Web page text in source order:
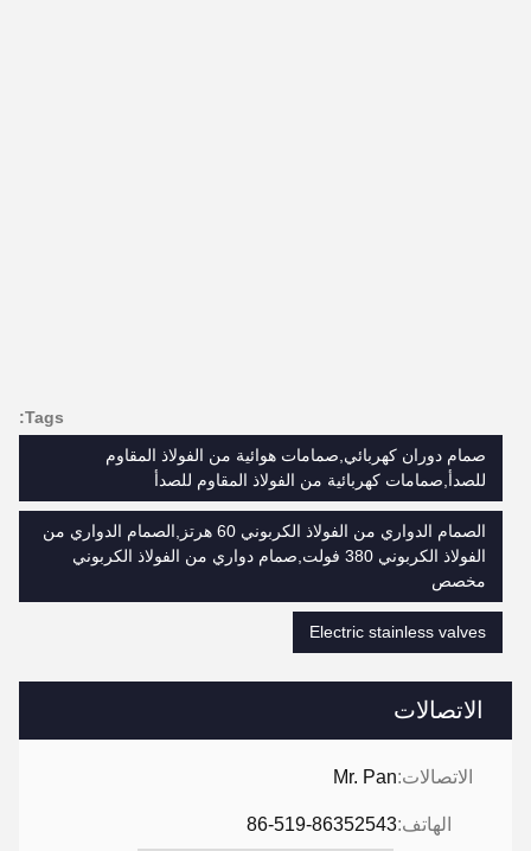
الاتصالات
الاتصالات:Mr. Pan
الهاتف:86-519-86352543
Tags:
صمام دوران كهربائي,صمامات هوائية من الفولاذ المقاوم
للصدأ,صمامات كهربائية من الفولاذ المقاوم للصدأ
الصمام الدواري من الفولاذ الكربوني 60 هرتز,الصمام الدواري من
الفولاذ الكربوني 380 فولت,صمام دواري من الفولاذ الكربوني
مخصص
Electric stainless valves